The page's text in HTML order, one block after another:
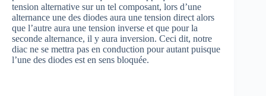
tension alternative sur un tel composant, lors d’une
alternance une des diodes aura une tension direct alors
que l’autre aura une tension inverse et que pour la
seconde alternance, il y aura inversion. Ceci dit, notre
diac ne se mettra pas en conduction pour autant puisque
l’une des diodes est en sens bloquée.